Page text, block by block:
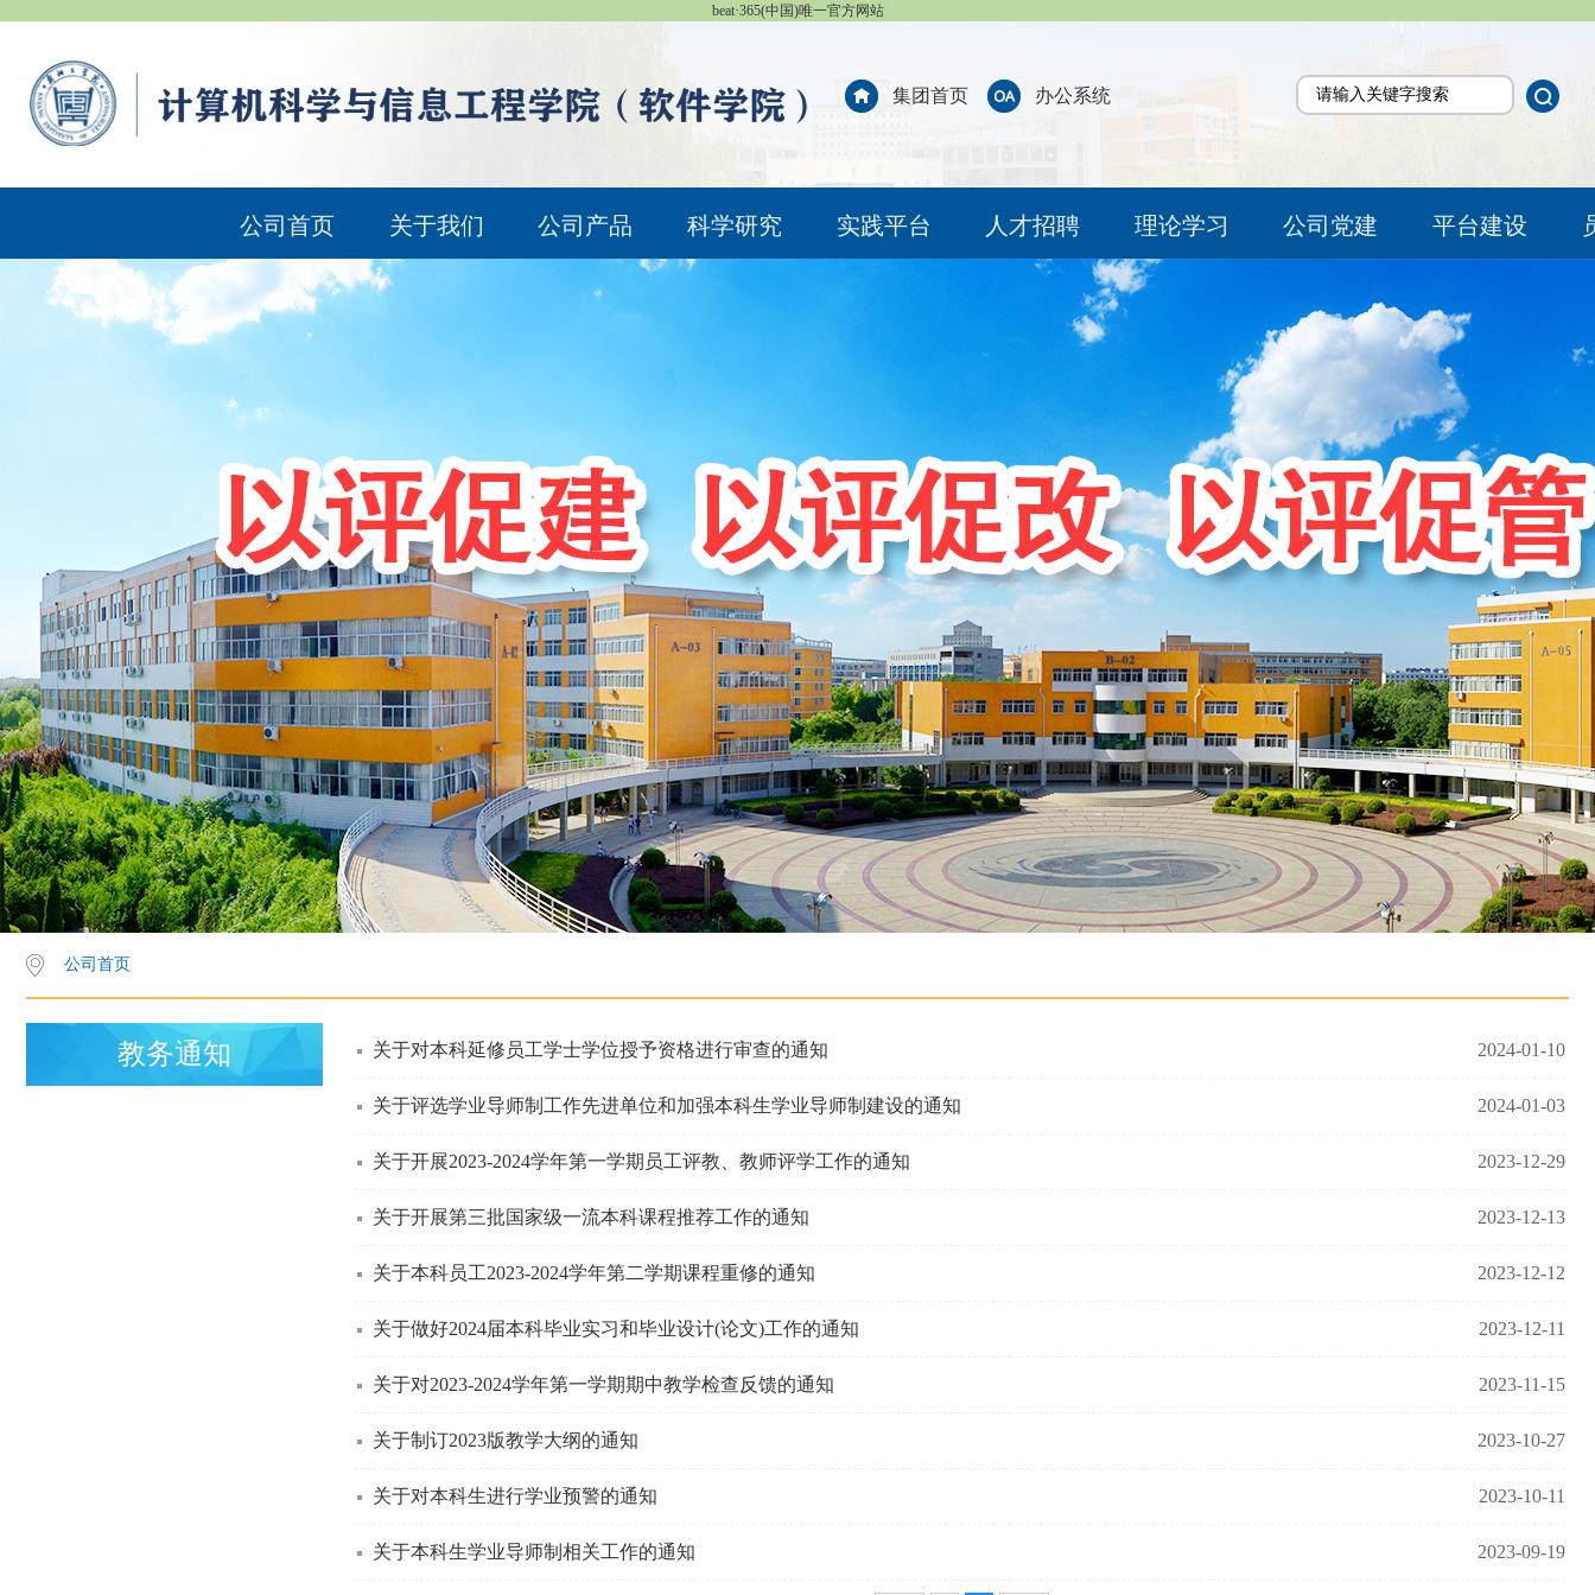
beat·365(中国)唯一官方网站
集团首页 办公系统
公司首页 关于我们 公司产品 科学研究 实践平台 人才招聘 理论学习 公司党建 平台建设
公司首页
教务通知 关于对本科延修员工学士学位授予资格进行审查的通知 2024-01-10
关于评选学业导师制工作先进单位和加强本科生学业导师制建设的通知 2024-01-03
关于开展2023-2024学年第一学期员工评教、教师评学工作的通知 2023-12-29
关于开展第三批国家级一流本科课程推荐工作的通知 2023-12-13
关于本科员工2023-2024学年第二学期课程重修的通知 2023-12-12
关于做好2024届本科毕业实习和毕业设计(论文)工作的通知 2023-12-11
关于对2023-2024学年第一学期期中教学检查反馈的通知 2023-11-15
关于制订2023版教学大纲的通知 2023-10-27
关于对本科生进行学业预警的通知 2023-10-11
关于本科生学业导师制相关工作的通知 2023-09-19